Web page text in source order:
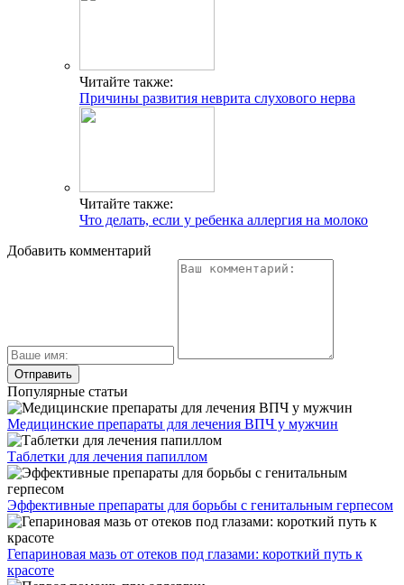
Читайте также:
Причины развития неврита слухового нерва
Читайте также:
Что делать, если у ребенка аллергия на молоко
Добавить комментарий
Популярные статьи
Медицинские препараты для лечения ВПЧ у мужчин
Таблетки для лечения папиллом
Эффективные препараты для борьбы с генитальным герпесом
Гепариновая мазь от отеков под глазами: короткий путь к
красоте